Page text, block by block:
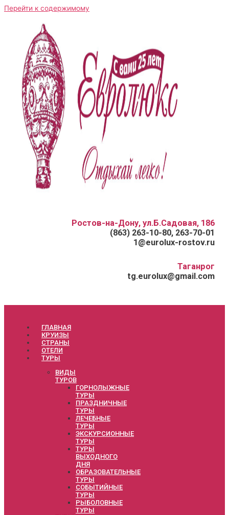
Перейти к содержимому
Ростов-на-Дону, ул.Б.Садовая, 186
(863) 263-10-80, 263-70-01
1@eurolux-rostov.ru
Таганрог
tg.eurolux@gmail.com
ГЛАВНАЯ
КРУИЗЫ
СТРАНЫ
ОТЕЛИ
ТУРЫ
ВИДЫ
ТУРОВ
ГОРНОЛЫЖНЫЕ
ТУРЫ
ПРАЗДНИЧНЫЕ
ТУРЫ
ЛЕЧЕБНЫЕ
ТУРЫ
ЭКСКУРСИОННЫЕ
ТУРЫ
ТУРЫ
ВЫХОДНОГО
ДНЯ
ОБРАЗОВАТЕЛЬНЫЕ
ТУРЫ
СОБЫТИЙНЫЕ
ТУРЫ
РЫБОЛОВНЫЕ
ТУРЫ